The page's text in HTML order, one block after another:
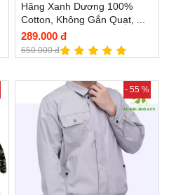
Hãng Xanh Dương 100%
Cotton, Không Gắn Quạt, ...
289.000 đ
650.000 đ
- 55 %